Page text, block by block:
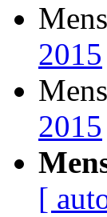
2015
2015
[